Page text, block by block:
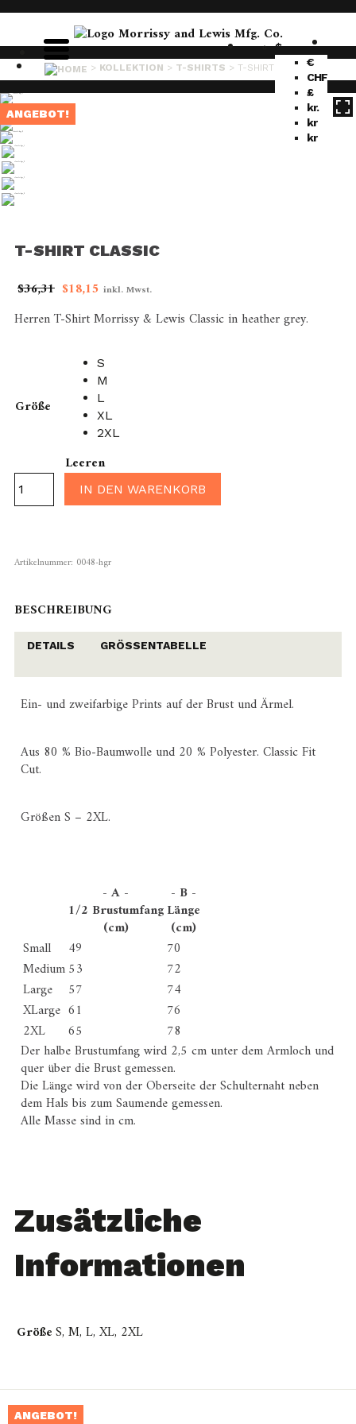
$
€
CHF
£
kr.
kr
kr
> KOLLEKTION > T-SHIRTS >T-SHIRT CLASSIC
ANGEBOT!
T-SHIRT CLASSIC
$36,31 Ursprünglicher
war:
$18,15Aktueller
ist:
inkl. Mwst.
Herren T-Shirt Morrissy & Lewis Classic in heather grey.
Größe
S
M
L
XL
2XL
Leeren
IN DEN WARENKORB
Artikelnummer: 0048-hgr
BESCHREIBUNG
DETAILS GRÖSSENTABELLE
Ein- und zweifarbige Prints auf der Brust und Ärmel.
Aus 80 % Bio-Baumwolle und 20 % Polyester. Classic Fit
Cut.
Größen S – 2XL.
- A -
1/2 Brustumfang
(cm)
- B -
Länge
(cm)
Small
49
70
Medium53
72
Large
57
74
XLarge 61
76
2XL
65
78
Der halbe Brustumfang wird 2,5 cm unter dem Armloch und
quer über die Brust gemessen.
Die Länge wird von der Oberseite der Schulternaht neben
dem Hals bis zum Saumende gemessen.
Alle Masse sind in cm.
Zusätzliche
Informationen
GrößeS, M, L, XL, 2XL
ANGEBOT!